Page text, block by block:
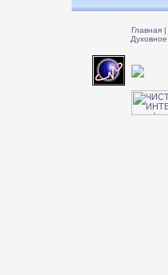
Главная |
Духовное